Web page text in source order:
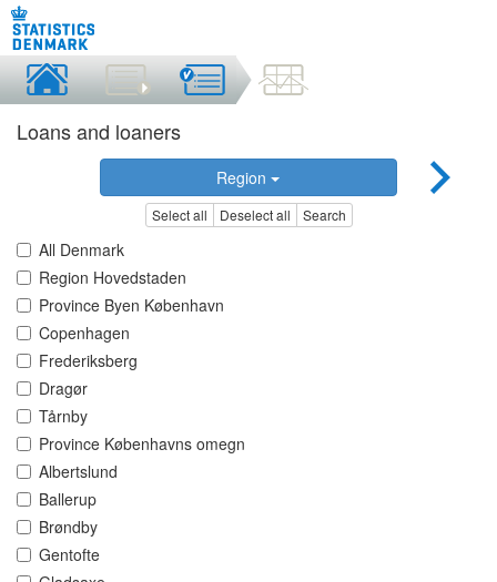
Loans and loaners
Region
Select all Deselect all Search
All Denmark
Region Hovedstaden
Province Byen København
Copenhagen
Frederiksberg
Dragør
Tårnby
Province Københavns omegn
Albertslund
Ballerup
Brøndby
Gentofte